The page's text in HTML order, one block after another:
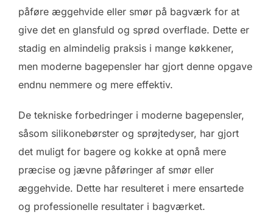
påføre æggehvide eller smør på bagværk for at
give det en glansfuld og sprød overflade. Dette er
stadig en almindelig praksis i mange køkkener,
men moderne bagepensler har gjort denne opgave
endnu nemmere og mere effektiv.
De tekniske forbedringer i moderne bagepensler,
såsom silikonebørster og sprøjtedyser, har gjort
det muligt for bagere og kokke at opnå mere
præcise og jævne påføringer af smør eller
æggehvide. Dette har resulteret i mere ensartede
og professionelle resultater i bagværket.